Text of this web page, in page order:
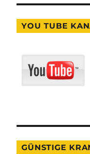
YOU TUBE
GÜNSTIGE